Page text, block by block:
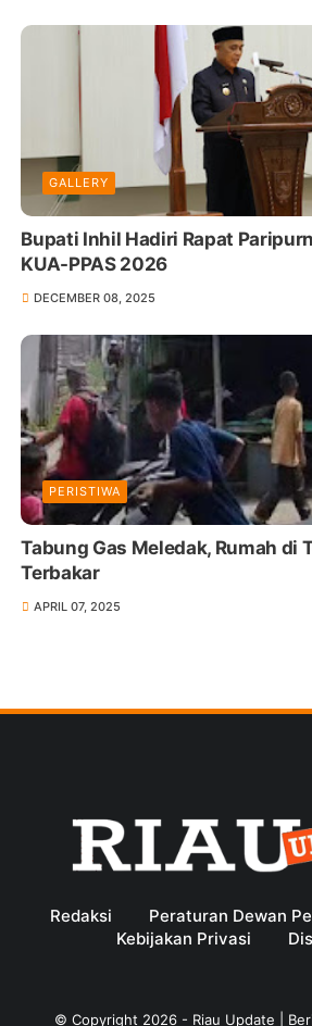
GALLERY
Bupati Inhil Hadiri Rapat
KUA-PPAS 2026
DECEMBER 08, 2025
PERISTIWA
Tabung Gas Meledak, Rumah di
Terbakar
APRIL 07, 2025
Redaksi Peraturan Dewan
Kebijakan Privasi
© Copyright 2026- Riau Update |